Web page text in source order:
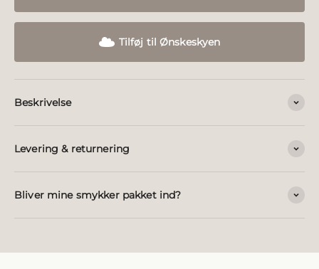
Tilføj til Ønskeskyen
Beskrivelse
Levering & returnering
Bliver mine smykker pakket ind?